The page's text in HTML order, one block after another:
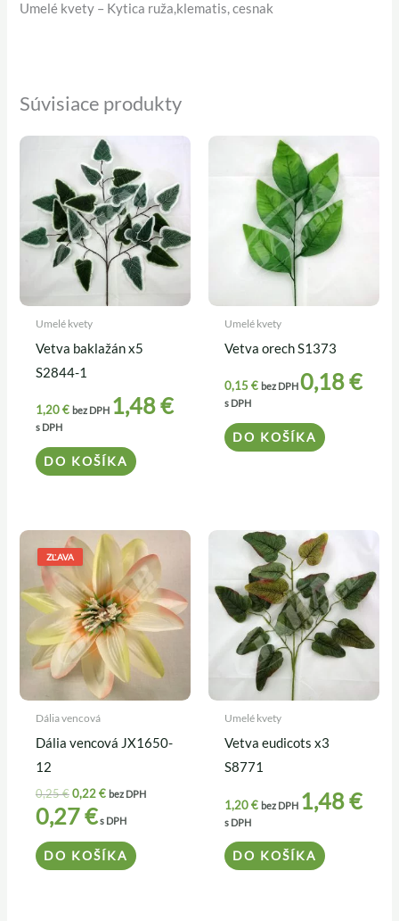
Umelé kvety – Kytica ruža,klematis, cesnak
Súvisiace produkty
Umelé kvety
Vetva baklažán x5
S2844-1
1,20€ bez DPH 1,48€
s DPH
DO KOŠÍKA
Umelé kvety
Vetva orech S1373
0,15€ bez DPH 0,18€
s DPH
DO KOŠÍKA
ZĽAVA
Dália vencová
Dália vencová JX1650-
12
0,25€
Pôvodná
cena
bola:
0,25 €.
0,22€
Aktuálna
cena
je:
0,22 €.
bez DPH
0,27€s DPH
DO KOŠÍKA
Umelé kvety
Vetva eudicots x3
S8771
1,20€ bez DPH 1,48€
s DPH
DO KOŠÍKA